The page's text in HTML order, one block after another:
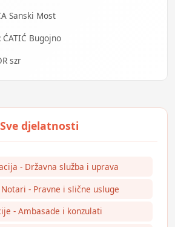
Sanski Most
Bugojno
szr
- Državna služba i uprava
- Pravne i slične usluge
- Ambasade i konzulati